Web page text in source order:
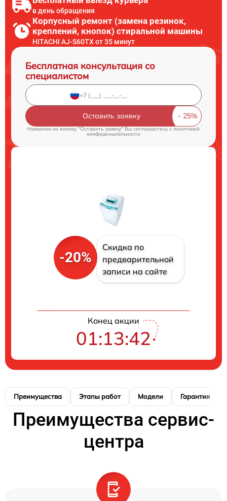
в день обращения
Корпусный ремонт (замена резинок,
креплений, кнопок) стиральной машины
HITACHI AJ-S60TX от 35 минут
Бесплатная консультация со
специалистом
Оставить заявку
Нажимая на кнопку "Оставить заявку" Вы соглашаетесь cполитикой
конфиденциальности
-20%
Скидка по
предварительной
записи на сайте
Конец акции
01:13:41
Преимущества Этапы работ Модели Гарантия
Преимущества сервис-
центра